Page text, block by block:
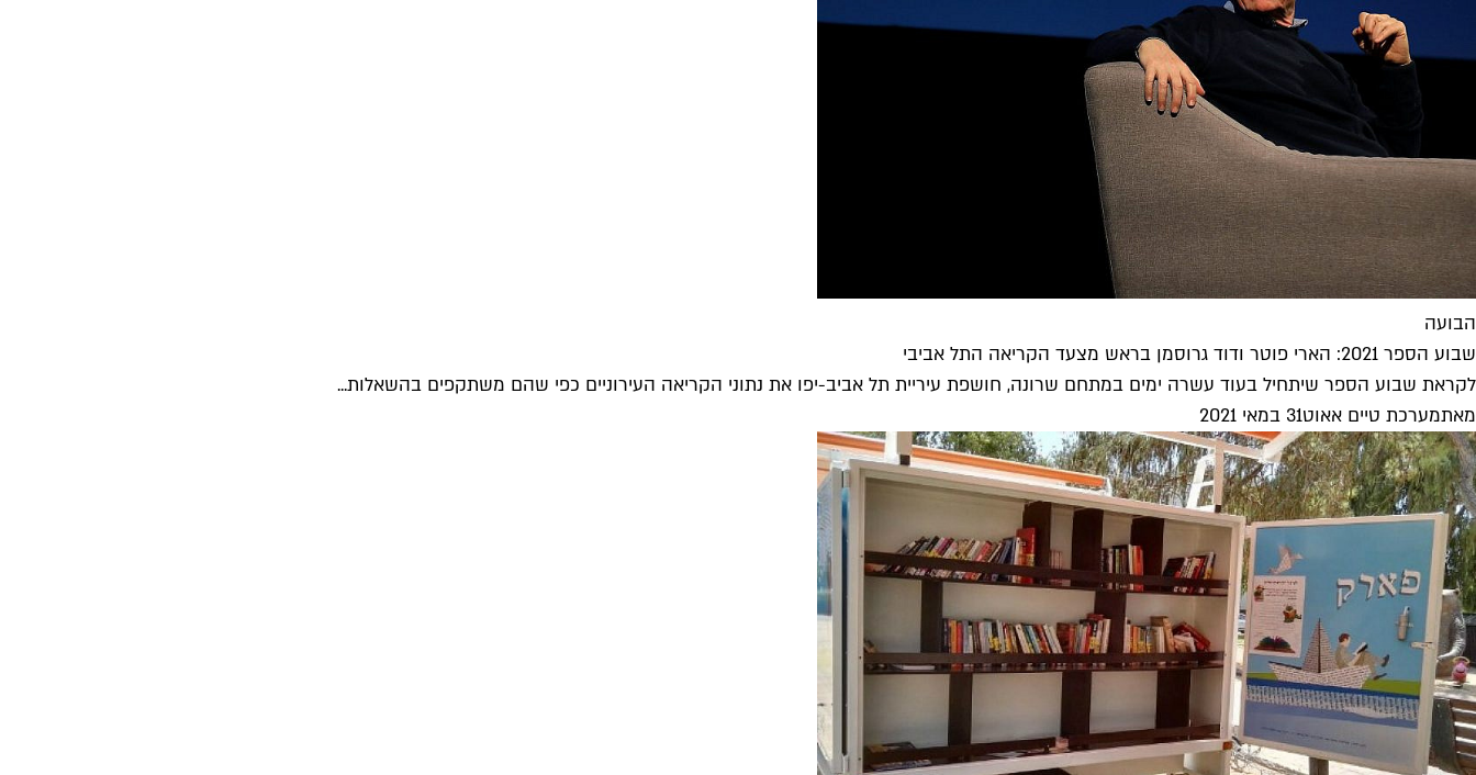
הבועה
שבוע הספר 2021: הארי פוטר ודוד גרוסמן בראש מצעד הקריאה התל אביבי
לקראת שבוע הספר שיתחיל בעוד עשרה ימים במתחם שרונה, חושפת עיריית תל אביב-יפו את נתוני הקריאה העירוניים כפי שהם משתקפים בהשאלות...
מאתמערכת טיים אאוט31 במאי 2021